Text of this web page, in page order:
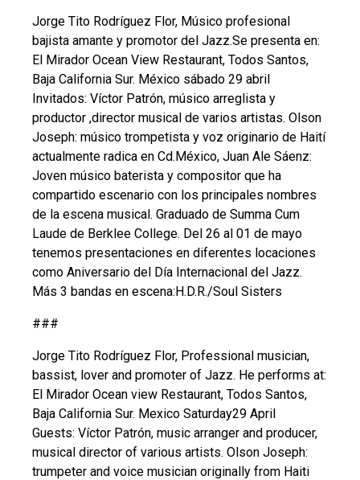
Jorge Tito Rodríguez Flor, Músico profesional
bajista amante y promotor del Jazz.Se presenta en:
El Mirador Ocean View Restaurant, Todos Santos,
Baja California Sur. México sábado 29 abril
Invitados: Víctor Patrón, músico arreglista y
productor ,director musical de varios artistas. Olson
Joseph: músico trompetista y voz originario de Haití
actualmente radica en Cd.México, Juan Ale Sáenz:
Joven músico baterista y compositor que ha
compartido escenario con los principales nombres
de la escena musical. Graduado de Summa Cum
Laude de Berklee College. Del 26 al 01 de mayo
tenemos presentaciones en diferentes locaciones
como Aniversario del Día Internacional del Jazz.
Más 3 bandas en escena:H.D.R./Soul Sisters
###
Jorge Tito Rodríguez Flor, Professional musician,
bassist, lover and promoter of Jazz. He performs at:
El Mirador Ocean view Restaurant, Todos Santos,
Baja California Sur. Mexico Saturday29 April
Guests: Víctor Patrón, music arranger and producer,
musical director of various artists. Olson Joseph:
trumpeter and voice musician originally from Haiti